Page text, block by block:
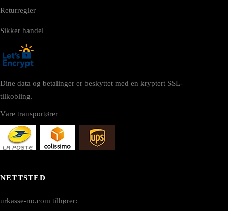
Returregler
Sikker handel
Dine data og betalinger er beskyttet med en kryptert SSL-
tilkobling.
Våre transportører
NETTSTED
urkasse-no.com tilhører: